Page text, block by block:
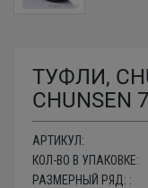
ТУФЛИ,
CHUNSEN
АРТИКУЛ:
КОЛ-ВО В УПАКОВКЕ:
РАЗМЕРНЫЙ РЯД: :